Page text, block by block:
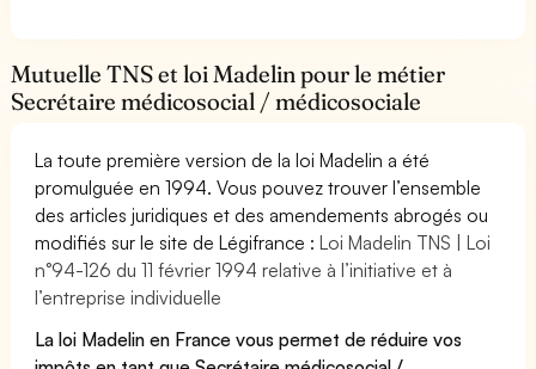
Mutuelle TNS et loi Madelin pour le métier
Secrétaire médicosocial / médicosociale
La toute première version de la loi Madelin a été
promulguée en 1994. Vous pouvez trouver l’ensemble
des articles juridiques et des amendements abrogés ou
modifiés sur le site de Légifrance :Loi Madelin TNS | Loi
n°94-126 du 11 février 1994 relative à l’initiative et à
l’entreprise individuelle
La loi Madelin en France vous permet de réduire vos